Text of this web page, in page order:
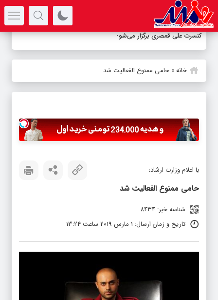
کنسرت علی قمصری برگزار می‌شود/روا_
خانه» حامی ممنوع الفعالیت شد
با اعلام وزارت ارشاد؛
حامی ممنوع الفعالیت شد
شناسه خبر: 8434
تاریخ و زمان ارسال: 1 مارس 2019 ساعت 13:24